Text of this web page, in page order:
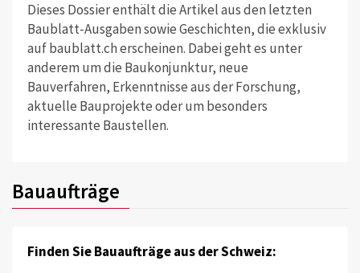
Dieses Dossier enthält die Artikel aus den letzten
Baublatt-Ausgaben sowie Geschichten, die exklusiv
auf baublatt.ch erscheinen. Dabei geht es unter
anderem um die Baukonjunktur, neue
Bauverfahren, Erkenntnisse aus der Forschung,
aktuelle Bauprojekte oder um besonders
interessante Baustellen.
Bauaufträge
Finden Sie Bauaufträge aus der Schweiz: